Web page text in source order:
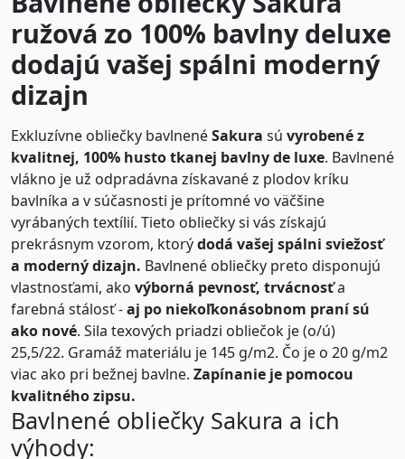
ružová zo 100% bavlny deluxe
dodajú vašej spálni moderný
dizajn
Exkluzívne obliečky bavlnenéSakura sú vyrobené z
kvalitnej, 100% husto tkanej bavlny de luxe. Bavlnené
vlákno je už odpradávna získavané z plodov kríku
bavlníka a v súčasnosti je prítomné vo väčšine
vyrábaných textílií. Tieto obliečky si vás získajú
prekrásnym vzorom, ktorýdodá vašej spálni sviežosť
a moderný dizajn. Bavlnené obliečky preto disponujú
vlastnosťami, ako výborná pevnosť, trvácnosťa
farebná stálosť -aj po niekoľkonásobnom praní sú
ako nové. Sila texových priadzi obliečok je (o/ú)
25,5/22. Gramáž materiálu je 145 g/m2. Čo je o 20 g/m2
viac ako pri bežnej bavlne. Zapínanie je pomocou
kvalitného zipsu.
Bavlnené obliečky Sakura a ich
výhody: